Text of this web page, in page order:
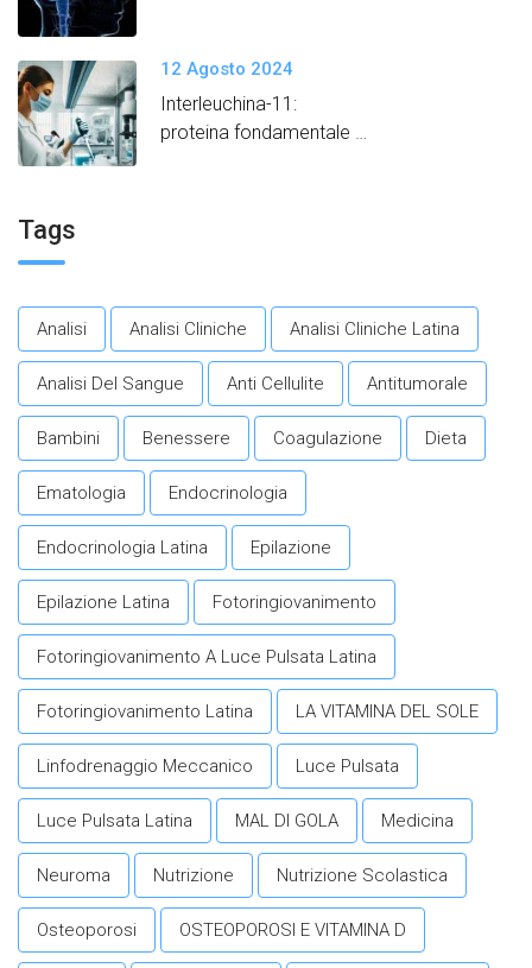
12 Agosto 2024
Interleuchina-11:
proteina fondamentale
Tags
Analisi Analisi Cliniche Analisi Cliniche Latina
Analisi Del Sangue Anti Cellulite Antitumorale
Bambini Benessere Coagulazione Dieta
Ematologia Endocrinologia
Endocrinologia Latina Epilazione
Epilazione Latina Fotoringiovanimento
Fotoringiovanimento A Luce Pulsata Latina
Fotoringiovanimento Latina LA VITAMINA DEL SOLE
Linfodrenaggio Meccanico Luce Pulsata
Luce Pulsata Latina MAL DI GOLA Medicina
Neuroma Nutrizione Nutrizione Scolastica
Osteoporosi OSTEOPOROSI E VITAMINA D